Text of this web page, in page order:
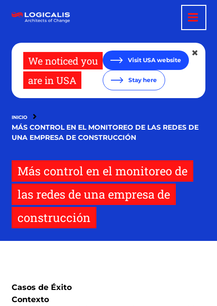
contenido
We noticed you
are in USA
Visit USA website
Stay here
INICIO
MÁS CONTROL EN EL MONITOREO DE LAS REDES DE
UNA EMPRESA DE CONSTRUCCIÓN
Más control en el monitoreo de
las redes de una empresa de
construcción
Casos de Éxito
Contexto